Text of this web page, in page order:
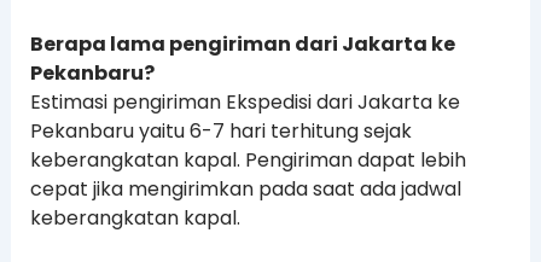
Berapa lama pengiriman dari Jakarta ke
Pekanbaru?
Estimasi pengiriman Ekspedisi dari Jakarta ke
Pekanbaru yaitu 6-7 hari terhitung sejak
keberangkatan kapal. Pengiriman dapat lebih
cepat jika mengirimkan pada saat ada jadwal
keberangkatan kapal.